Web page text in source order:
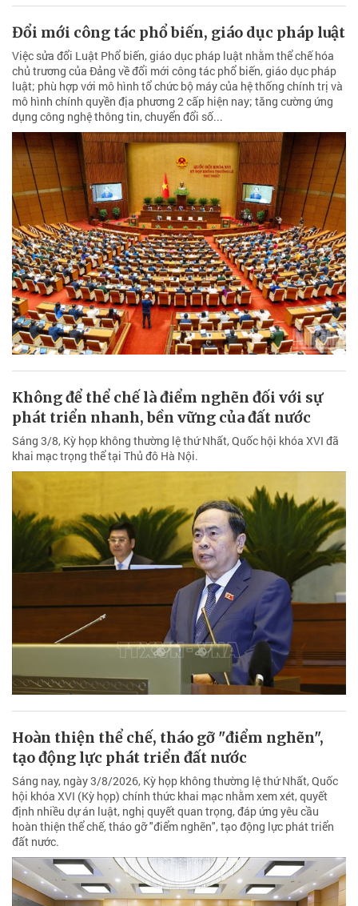
Đổi mới công tác phổ biến, giáo dục pháp luật
Việc sửa đổi Luật Phổ biến, giáo dục pháp luật nhằm thể chế hóa
chủ trương của Đảng về đổi mới công tác phổ biến, giáo dục pháp
luật; phù hợp với mô hình tổ chức bộ máy của hệ thống chính trị và
mô hình chính quyền địa phương 2 cấp hiện nay; tăng cường ứng
dụng công nghệ thông tin, chuyển đổi số...
Không để thể chế là điểm nghẽn đối với sự
phát triển nhanh, bền vững của đất nước
Sáng 3/8, Kỳ họp không thường lệ thứ Nhất, Quốc hội khóa XVI đã
khai mạc trọng thể tại Thủ đô Hà Nội.
Hoàn thiện thể chế, tháo gỡ "điểm nghẽn",
tạo động lực phát triển đất nước
Sáng nay, ngày 3/8/2026, Kỳ họp không thường lệ thứ Nhất, Quốc
hội khóa XVI (Kỳ họp) chính thức khai mạc nhằm xem xét, quyết
định nhiều dự án luật, nghị quyết quan trọng, đáp ứng yêu cầu
hoàn thiện thể chế, tháo gỡ "điểm nghẽn", tạo động lực phát triển
đất nước.